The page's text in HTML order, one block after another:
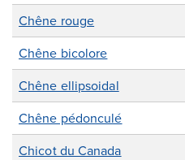
Chêne rouge
Chêne bicolore
Chêne ellipsoidal
Chêne pédonculé
Chicot du Canada